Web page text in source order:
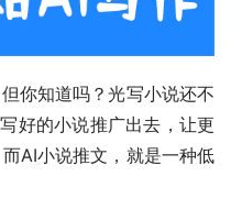
你知道吗？光写小说还不
好的小说推广出去，让更
AI小说推文，就是一种低